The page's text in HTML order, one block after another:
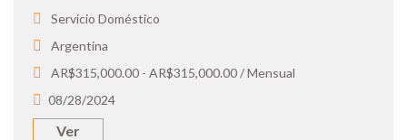
Servicio Doméstico
Argentina
AR$315,000.00 - AR$315,000.00 / Mensual
08/28/2024
Ver